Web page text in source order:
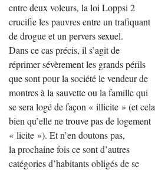
entre deux voleurs, la loi Loppsi 2
crucifie les pauvres entre un trafiquant
de drogue et un pervers sexuel.
Dans ce cas précis, il s’agit de
réprimer sévèrement les grands périls
que sont pour la société le vendeur de
montres à la sauvette ou la famille qui
se sera logé de façon « illicite » (et cela
bien qu’elle ne trouve pas de logement
« licite »). Et n’en doutons pas,
la prochaine fois ce sont d’autres
catégories d’habitants obligés de se